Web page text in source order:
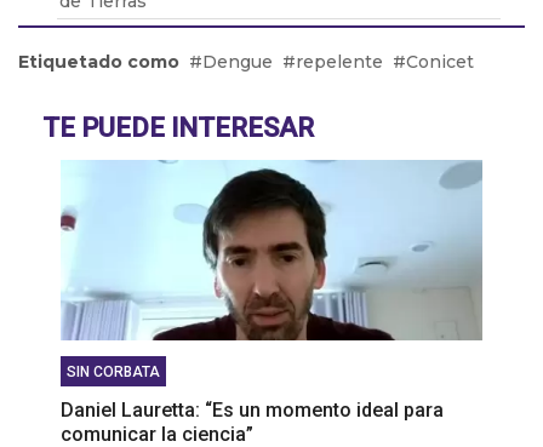
los dichos de Milei
volvió un problema
El drama de los 9 en Boca: De la lesión de Cavani
al presente de Bareiro
Etiquetado como Dengue repelente Conicet
TE PUEDE INTERESAR
SIN CORBATA
Daniel Lauretta: “Es un momento ideal para
comunicar la ciencia”